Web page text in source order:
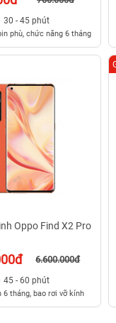
30 - 45 phút
phù, chức năng 6 tháng
Oppo Find X2 Pro
6.600.000đ
45 - 60 phút
6 tháng, bao rơi vỡ kính